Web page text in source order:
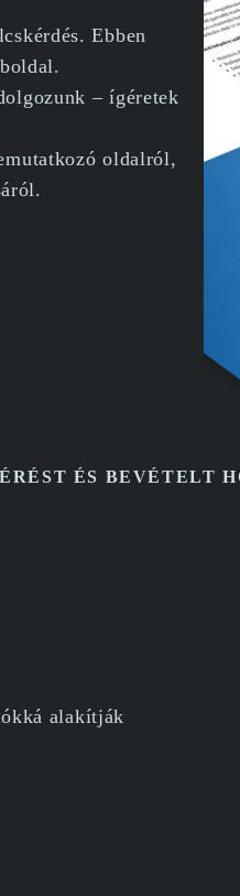
Ebben
– ígéretek
oldalról,
ÉS BEVÉTELT
alakítják